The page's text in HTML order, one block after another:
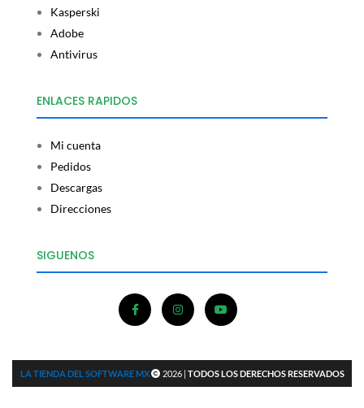
Kasperski
Adobe
Antivirus
ENLACES RAPIDOS
Mi cuenta
Pedidos
Descargas
Direcciones
SIGUENOS
LA TIENDA DEL SOFTWARE MX 2026 | TODOS LOS DERECHOS RESERVADOS